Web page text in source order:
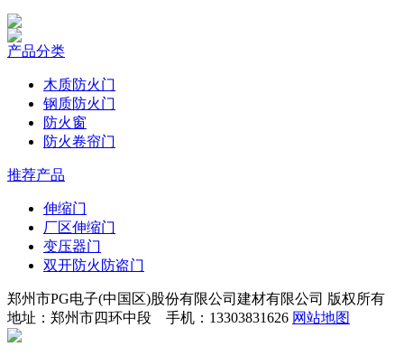
产品分类
木质防火门
钢质防火门
防火窗
防火卷帘门
推荐产品
伸缩门
厂区伸缩门
变压器门
双开防火防盗门
郑州市PG电子(中国区)股份有限公司建材有限公司 版权所有
地址：郑州市四环中段 手机：13303831626 网站地图